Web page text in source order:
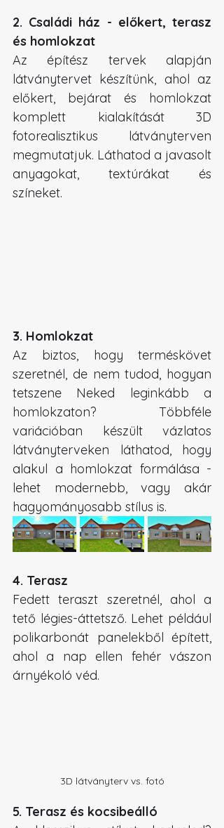
2. Családi ház - előkert, terasz
és homlokzat
Az építész tervek alapján
látványtervet készítünk, ahol az
előkert, bejárat és homlokzat
komplett kialakítását 3D
fotorealisztikus látványterven
megmutatjuk. Láthatod a javasolt
anyagokat, textúrákat és
színeket.
3. Homlokzat
Az biztos, hogy terméskövet
szeretnél, de nem tudod, hogyan
tetszene Neked leginkább a
homlokzaton? Többféle
variációban készült vázlatos
látványterveken láthatod, hogy
alakul a homlokzat formálása -
lehet modernebb, vagy akár
hagyományosabb stílus is.
4. Terasz
Fedett teraszt szeretnél, ahol a
tető légies-áttetsző. Lehet például
polikarbonát panelekből épített,
ahol a nap ellen fehér vászon
árnyékoló véd.
3D látványterv vs. fotó
5. Terasz és kocsibeálló